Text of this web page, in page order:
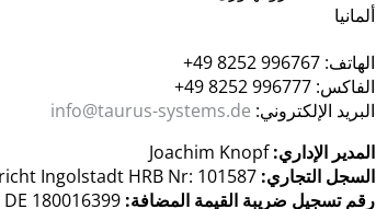
ألمانيا
الهاتف: 996767 8252 49+
الفاكس: 996777 8252 49+
البريد الإلكتروني: info@taurus-systems.de
المدير الإداري:Joachim Knopf
السجل التجاري:
رقم تسجيل ضريبة القيمة المضافة: